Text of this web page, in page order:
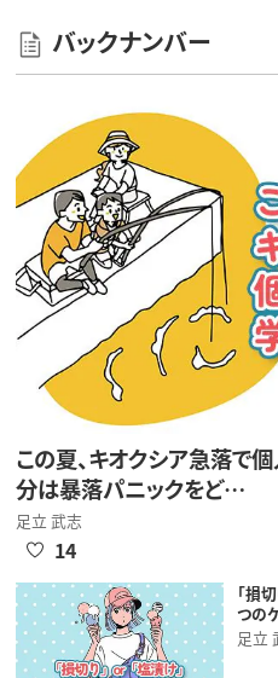
バックナンバー
この夏、キオクシア急落で
分は暴落パニックをど…
足立 武志
14
「損
つの
足立